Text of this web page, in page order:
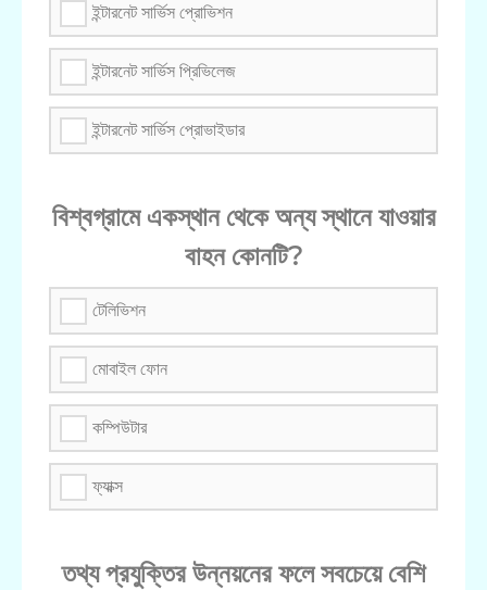
ইন্টারনেট সার্ভিস প্রোভিশন
ইন্টারনেট সার্ভিস প্রিভিলেজ
ইন্টারনেট সার্ভিস প্রোভাইডার
বিশ্বগ্রামে একস্থান থেকে অন্য স্থানে যাওয়ার
বাহন কোনটি?
টেলিভিশন
মোবাইল ফোন
কম্পিউটার
ফ্যাক্স
তথ্য প্রযুক্তির উন্নয়নের ফলে সবচেয়ে বেশি